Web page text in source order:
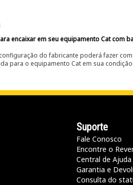
encaixar em seu equipamento Cat com
do fabricante poderá fazer
para o equipamento Cat em sua
Suporte
Fale Conosco
Encontre o
Central de Ajuda
Garantia e
Consulta do